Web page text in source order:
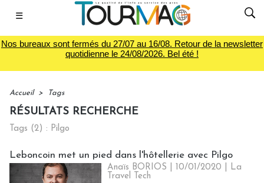
☰
Nos bureaux sont fermés du 27/07 au 16/08. Retour de la newsletter
quotidienne le 24/08/2026. Bel été !
Accueil > Tags
RÉSULTATS RECHERCHE
Tags (2) : Pilgo
Leboncoin met un pied dans l'hôtellerie avec Pilgo
Anaïs BORIOS | 10/01/2020
La
Travel Tech